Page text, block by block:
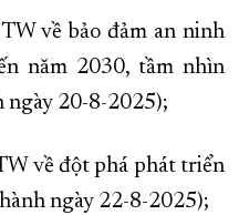
về bảo đảm an ninh
năm 2030, tầm nhìn
ngày 20-8-2025);
về đột phá phát triển
ngày 22-8-2025);